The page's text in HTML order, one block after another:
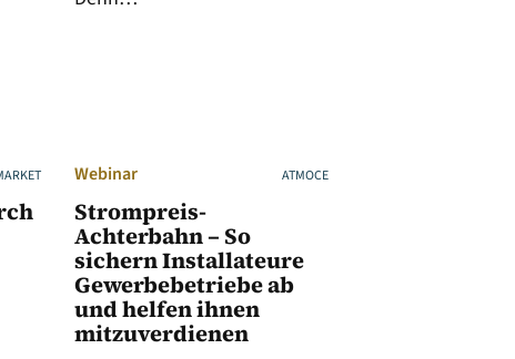
Webinar ATMOCE
Strompreis-
Achterbahn – So
sichern Installateure
Gewerbebetriebe ab
und helfen ihnen
mitzuverdienen